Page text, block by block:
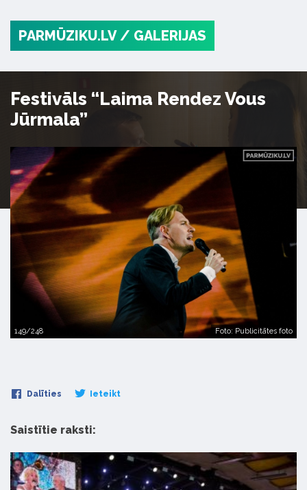
PARMŪZIKU.LV / GALERIJAS
Festivāls “Laima Rendez Vous
Jūrmala”
149/248 Foto: Publicitātes foto
Dalīties Ieteikt
Saistītie raksti: